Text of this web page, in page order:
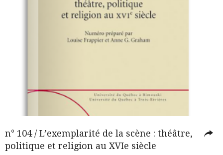
n° 104 / L’exemplarité de la scène : théâtre,
politique et religion au XVIe siècle